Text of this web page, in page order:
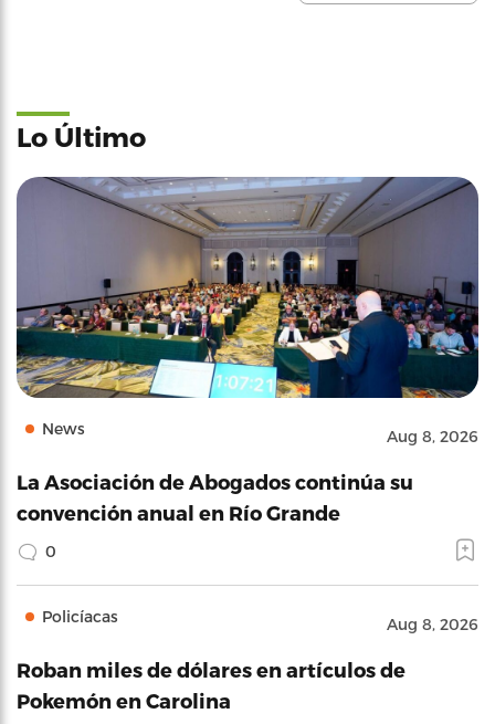
Lo Último
News Aug 8, 2026
La Asociación de Abogados continúa su
convención anual en Río Grande
0
Policíacas Aug 8, 2026
Roban miles de dólares en artículos de
Pokemón en Carolina